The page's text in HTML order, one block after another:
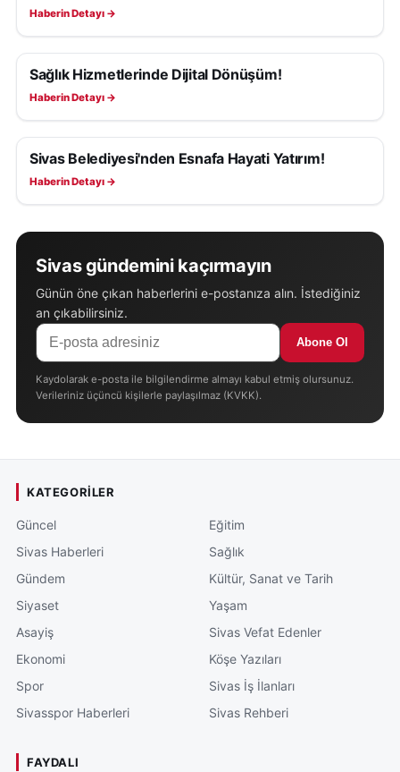
Haberin Detayı →
SAĞLIK
Sağlık Hizmetlerinde Dijital Dönüşüm!
Haberin Detayı →
SAĞLIK
Sivas Belediyesi'nden Esnafa Hayati Yatırım!
Haberin Detayı →
Sivas gündemini kaçırmayın
Günün öne çıkan haberlerini e-postanıza alın. İstediğiniz
an çıkabilirsiniz.
Abone Ol
Kaydolarak e-posta ile bilgilendirme almayı kabul etmiş olursunuz.
Verileriniz üçüncü kişilerle paylaşılmaz (KVKK).
KATEGORILER
Güncel
Sivas Haberleri
Gündem
Siyaset
Asayiş
Ekonomi
Spor
Sivasspor Haberleri
Eğitim
Sağlık
Kültür, Sanat ve Tarih
Yaşam
Sivas Vefat Edenler
Köşe Yazıları
Sivas İş İlanları
Sivas Rehberi
FAYDALI